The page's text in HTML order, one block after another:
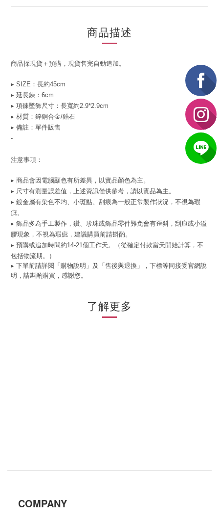
商品描述
商品採現貨＋預購，現貨售完自動追加。
▸ SIZE：長約45cm
▸ 延長鍊：6cm
▸ 項鍊墜飾尺寸：長寬約2.9*2.9cm
▸ 材質：鋅銅合金/鋯石
▸ 備註：單件販售
-
注意事項：
▸ 商品會因電腦顯色有所差異，以實品顏色為主。
▸ 尺寸有測量誤差值，上述資訊僅供參考，請以實品為主。
▸ 鍍金屬有染色不均、小斑點、刮痕為一般正常製作狀況，不視為瑕
疵。
▸ 飾品多為手工製作，鑽、珍珠或飾品零件難免會有歪斜，刮痕或小溢
膠現象，不視為瑕疵，建議購買前請斟酌。
▸ 預購或追加時間約14-21個工作天。（從確定付款當天開始計算，不
包括物流期。）
▸ 下單前請詳閱「購物說明」及「售後與退換」，下標等同接受官網說
明，請斟酌購買，感謝您。
了解更多
COMPANY